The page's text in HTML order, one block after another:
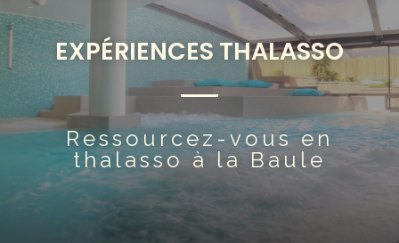
EXPÉRIENCES THALASSO
Ressourcez-vous en
thalasso à la Baule